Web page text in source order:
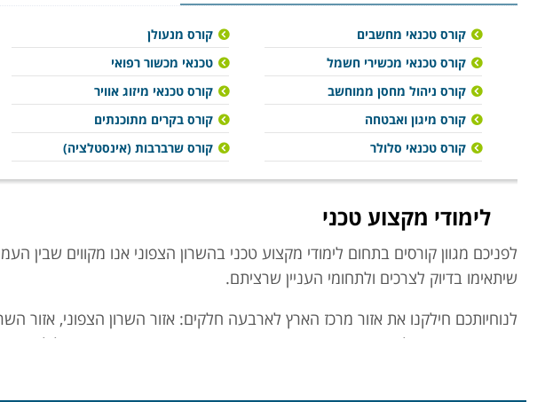
קורס טכנאי מחשבים
קורס טכנאי מכשירי חשמל
קורס ניהול מחסן ממוחשב
קורס מיגון ואבטחה
קורס טכנאי סלולר
קורס מנעולן
טכנאי מכשור רפואי
קורס טכנאי מיזוג אוויר
קורס בקרים מתוכנתים
קורס שרברבות (אינסטלציה)
לימודי מקצוע טכני
לפניכם מגוון קורסים בתחום לימודי מקצוע טכני בהשרון הצפוני אנו מקווים שבין
שיתאימו בדיוק לצרכים ולתחומי העניין שרציתם.
לנוחיותכם חילקנו את אזור מרכז הארץ לארבעה חלקים: אזור השרון הצפוני, אזור